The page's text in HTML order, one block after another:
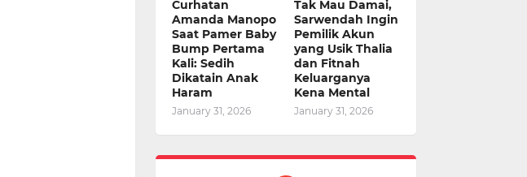
Curhatan
Amanda Manopo
Saat Pamer Baby
Bump Pertama
Kali: Sedih
Dikatain Anak
Haram
January 31, 2026
Tak Mau Damai,
Sarwendah Ingin
Pemilik Akun
yang Usik Thalia
dan Fitnah
Keluarganya
Kena Mental
January 31, 2026